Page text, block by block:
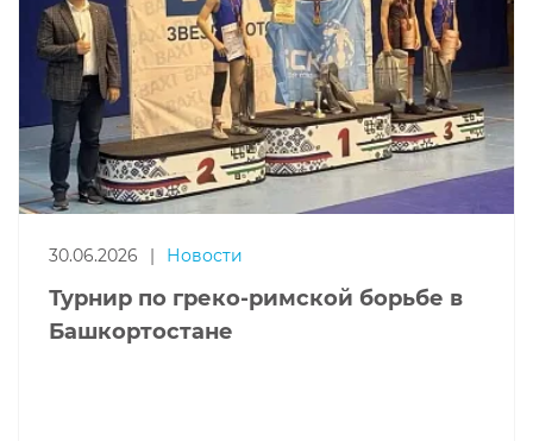
30.06.2026 | Новости
Турнир по греко-римской борьбе в
Башкортостане